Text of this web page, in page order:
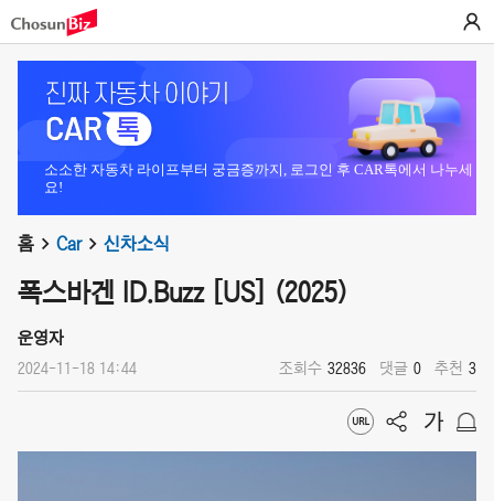
소소한 자동차 라이프부터 궁금증까지, 로그인 후 CAR톡에서 나누세
요!
홈 Car 신차소식
폭스바겐 ID.Buzz [US] (2025)
운영자
2024-11-18 14:44 조회수 32836 댓글 0 추천 3